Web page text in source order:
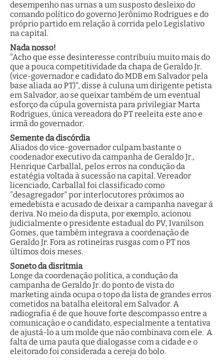
desempenho nas urnas a um susposto desleixo do
comando político do governo Jerônimo Rodrigues e do
próprio partido em relação à corrida pelo Legislativo
na capital.
Nada nosso!
"Acho que esse desinteresse contribuiu muito mais do
que a pouca competitividade da chapa de Geraldo Jr.
(vice-governador e cadidato do MDB em Salvador pela
base aliada ao PT)", disse à culuna um dirigente petista
em Salvador, ao se queixar também de um eventual
esforço da cúpula governista para privilegiar Marta
Rodrigues, única vereadora do PT reeleita este ano e
irmã do governador.
Semente da discórdia
Aliados do vice-governador culpam bastante o
coodenador executivo da campanha de Geraldo Jr.,
Henrique Carballal, pelos erros na condução da
estatégia voltada à sucessão na capital. Vereador
licenciado, Carballal foi classificado como
"desagregador" por interlocutores próximos ao
emedebista e acusado de deixar a campanha navegar à
deriva. No meio da disputa, por exemplo, acionou
judicialmente o presidente estadual do PV, Ivanilson
Gomes, que também integrava a coordenação de
Geraldo Jr. Fora as rotineiras rusgas com o PT nos
últimos dois meses.
Soneto da disritmia
Longe da coordenação política, a condução da
campanha de Geraldo Jr. do ponto de vista do
marketing ainda ocupa o topo da lista de grandes erros
cometidos na batalha eleitoral em Salvador. A
radiografia é de que houve forte descompasso entre a
comunicação e o candidato, especialmente a tentativa
de ajustá-lo a um molde que não combinava com ele. A
falta de uma pauta que dialogasse com a cidade e o
eleitorado foi considerada a cereja do bolo.